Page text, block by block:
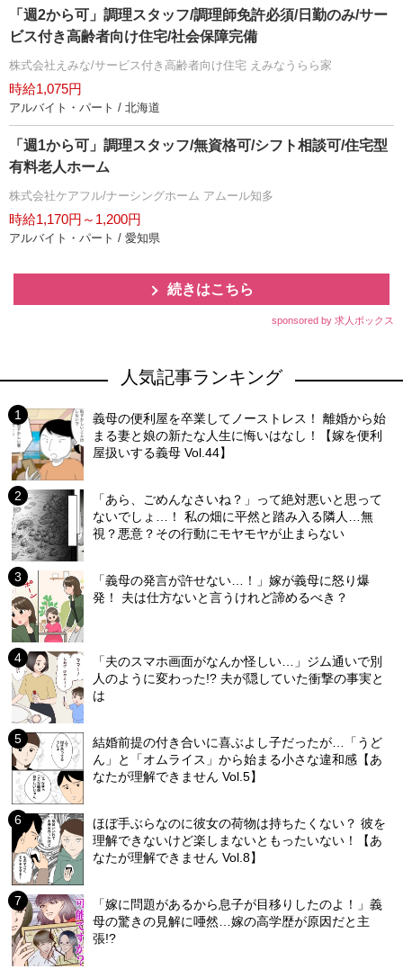
「週2から可」調理スタッフ/調理師免許必須/日勤のみ/サー
ビス付き高齢者向け住宅/社会保障完備
株式会社えみな/サービス付き高齢者向け住宅 えみなうらら家
時給1,075円
アルバイト・パート / 北海道
「週1から可」調理スタッフ/無資格可/シフト相談可/住宅型
有料老人ホーム
株式会社ケアフル/ナーシングホーム アムール知多
時給1,170円～1,200円
アルバイト・パート / 愛知県
続きはこちら
sponsored by 求人ボックス
人気記事ランキング
義母の便利屋を卒業してノーストレス！ 離婚から始
まる妻と娘の新たな人生に悔いはなし！【嫁を便利
屋扱いする義母 Vol.44】
「あら、ごめんなさいね？」って絶対悪いと思って
ないでしょ…！ 私の畑に平然と踏み入る隣人…無
視？悪意？その行動にモヤモヤが止まらない
「義母の発言が許せない…！」嫁が義母に怒り爆
発！ 夫は仕方ないと言うけれど諦めるべき？
「夫のスマホ画面がなんか怪しい…」ジム通いで別
人のように変わった!? 夫が隠していた衝撃の事実と
は
結婚前提の付き合いに喜ぶよし子だったが…「うど
ん」と「オムライス」から始まる小さな違和感【あ
なたが理解できません Vol.5】
ほぼ手ぶらなのに彼女の荷物は持ちたくない？ 彼を
理解できないけど楽しまないともったいない！【あ
なたが理解できません Vol.8】
「嫁に問題があるから息子が目移りしたのよ！」義
母の驚きの見解に唖然…嫁の高学歴が原因だと主
張!?